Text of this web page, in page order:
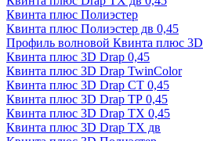
Квинта плюс Полиэстер
Квинта плюс Полиэстер дв 0,45
Профиль волновой Квинта плюс 3D
Квинта плюс 3D Drap 0,45
Квинта плюс 3D Drap TwinColor
Квинта плюс 3D Drap СТ 0,45
Квинта плюс 3D Drap ТР 0,45
Квинта плюс 3D Drap ТХ 0,45
Квинта плюс 3D Drap ТХ дв